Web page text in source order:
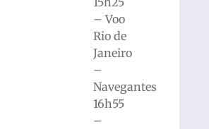
– Voo
Rio de
Janeiro
–
Navegantes
16h55
–